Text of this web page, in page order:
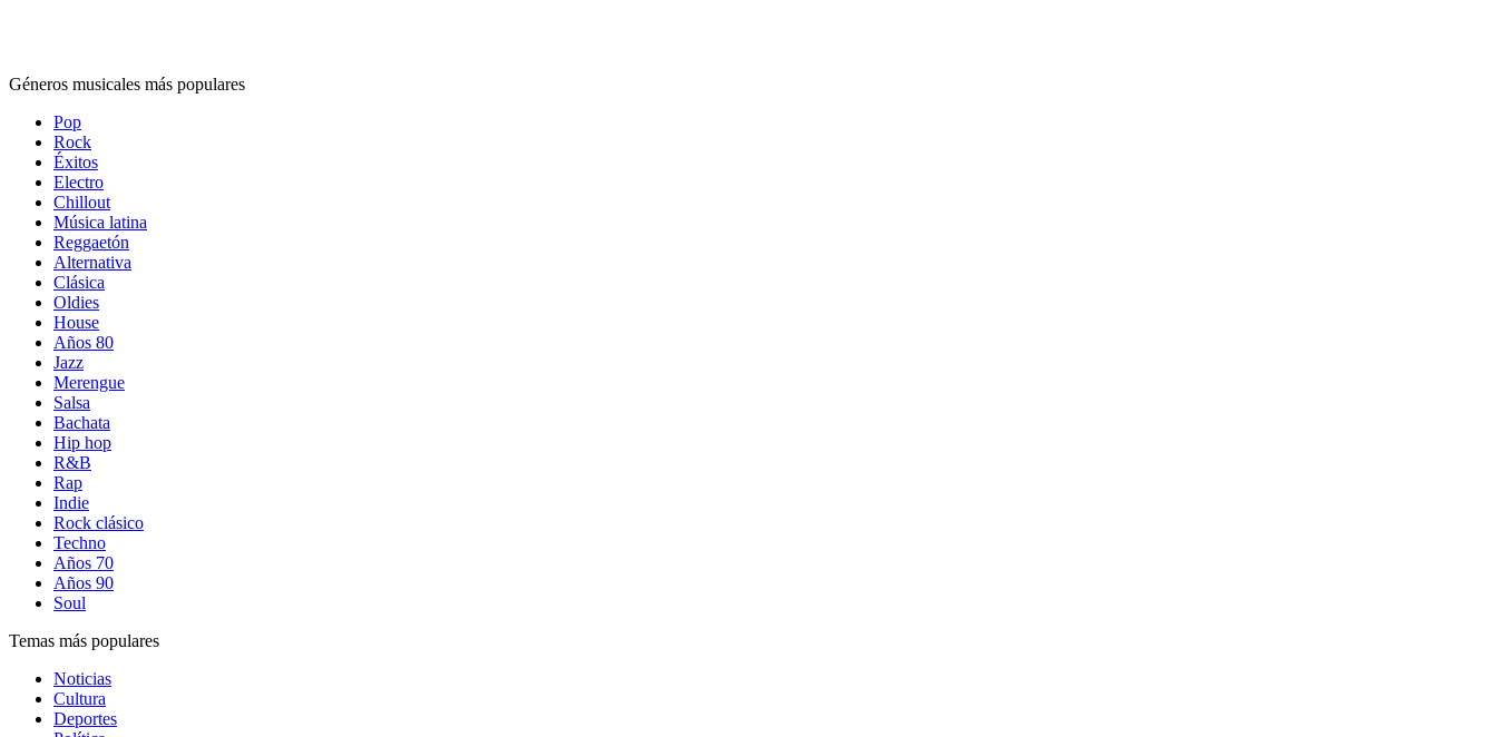
Géneros musicales más populares
Pop
Rock
Éxitos
Electro
Chillout
Música latina
Reggaetón
Alternativa
Clásica
Oldies
House
Años 80
Jazz
Merengue
Salsa
Bachata
Hip hop
R&B
Rap
Indie
Rock clásico
Techno
Años 70
Años 90
Soul
Temas más populares
Noticias
Cultura
Deportes